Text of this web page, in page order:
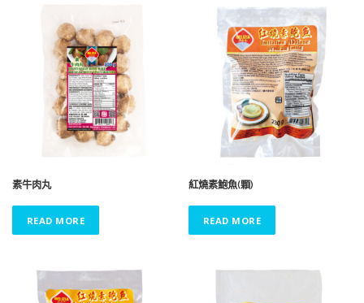
素牛肉丸
READ MORE
紅燒素鮑魚(顆)
READ MORE